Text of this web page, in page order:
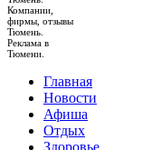
Компании,
фирмы, отзывы
Тюмень.
Реклама в
Тюмени.
Главная
Новости
Афиша
Отдых